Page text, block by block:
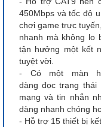
450Mbps và tốc độ
chơi game trực
nhanh mà không lo
tận hưởng một kết
tuyệt vời.
- Có một màn
dàng đọc trạng thái
mạng và tin nhắn
dàng nhanh chóng
- Hỗ trợ 15 thiết bị